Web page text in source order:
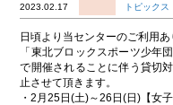
2023.02.17 トピックス
日頃より当センターのご利用あ
「東北ブロックスポーツ少年
で開催されることに伴う貸切
止させて頂きます。
・2月25日(土)～26日(日)【女子